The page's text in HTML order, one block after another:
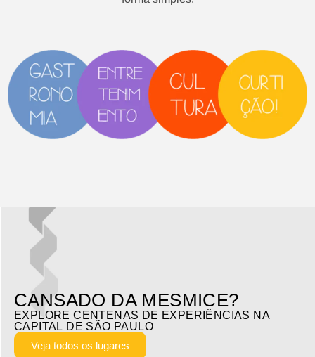
CANSADO DA MESMICE?
EXPLORE CENTENAS DE EXPERIÊNCIAS NA
CAPITAL DE SÃO PAULO
Veja todos os lugares